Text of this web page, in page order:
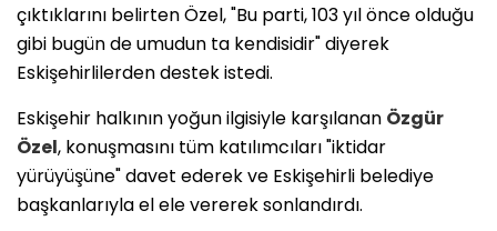
çıktıklarını belirten Özel, "Bu parti, 103 yıl önce olduğu
gibi bugün de umudun ta kendisidir" diyerek
Eskişehirlilerden destek istedi.
​Eskişehir halkının yoğun ilgisiyle karşılanan Özgür
Özel, konuşmasını tüm katılımcıları "iktidar
yürüyüşüne" davet ederek ve Eskişehirli belediye
başkanlarıyla el ele vererek sonlandırdı.